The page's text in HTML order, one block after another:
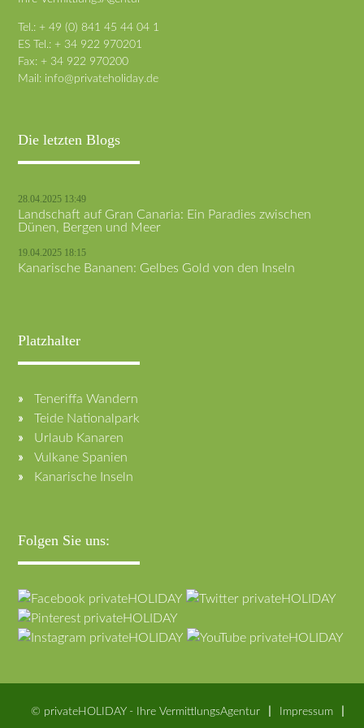
Tel.: + 49 (0) 841 45 44 04 1
ES Tel.: + 34 922 970201
Fax: + 34 922 970200
Mail: info@privateholiday.de
Die letzten Blogs
28.04.2025 13:49
Landschaft auf Gran Canaria: Ein Paradies zwischen
Dünen, Bergen und Meer
19.04.2025 18:15
Kanarische Bananen: Gelbes Gold von den Inseln
Platzhalter
Teneriffa Wandern
Teide Nationalpark
Urlaub Kanaren
Vulkane Spanien
Kanarische Inseln
Folgen Sie uns:
© privateHOLIDAY - Ihre VermittlungsAgentur Impressum